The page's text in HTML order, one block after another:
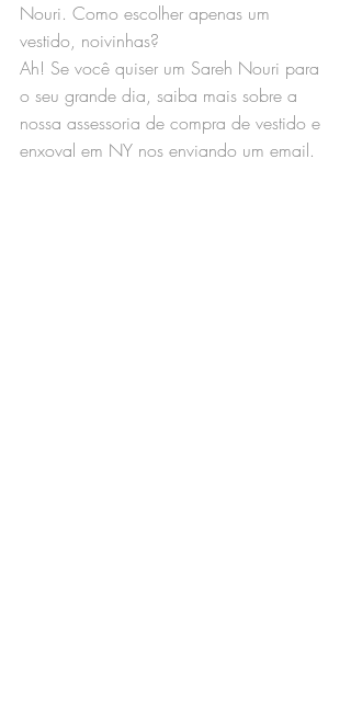
Nouri. Como escolher apenas um
vestido, noivinhas?
Ah! Se você quiser um Sareh Nouri para
o seu grande dia, saiba mais sobre a
nossa assessoria de compra de vestido e
enxoval em NY nos enviando um email.